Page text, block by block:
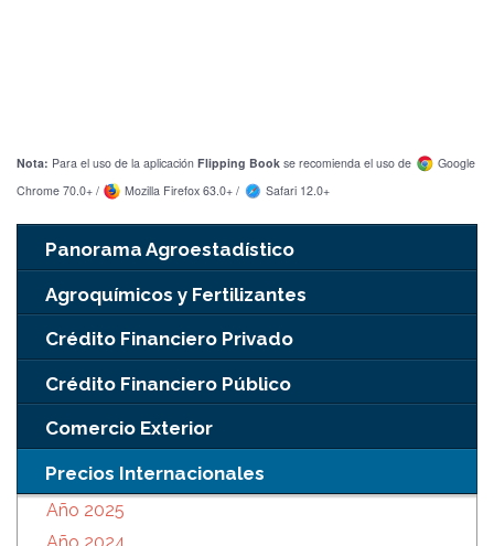
Nota: Para el uso de la aplicación Flipping Book se recomienda el uso de
Google
Chrome 70.0+ /
Mozilla Firefox 63.0+ / Safari 12.0+
Panorama Agroestadístico
Agroquímicos y Fertilizantes
Crédito Financiero Privado
Crédito Financiero Público
Comercio Exterior
Precios Internacionales
Año 2025